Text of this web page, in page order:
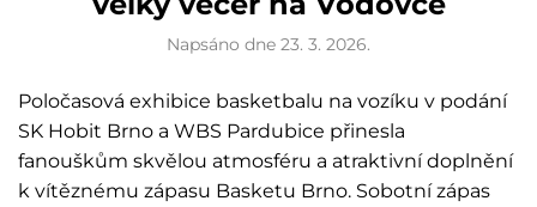
Napsáno dne 23. 3. 2026.
Poločasová exhibice basketbalu na vozíku v podání
SK Hobit Brno a WBS Pardubice přinesla
fanouškům skvělou atmosféru a atraktivní doplnění
k vítěznému zápasu Basketu Brno. Sobotní zápas